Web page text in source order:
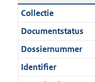
c
t
i
e
t
:
5
,
Collectie
Documentstatus
Dossiernummer
Identifier